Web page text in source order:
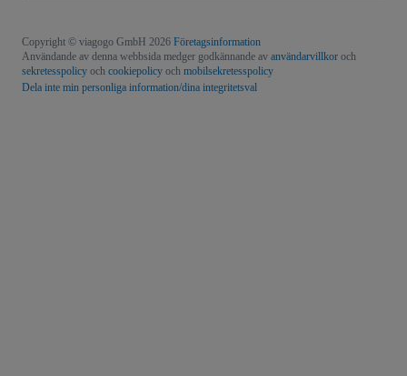
Copyright © viagogo GmbH 2026 Företagsinformation
Användande av denna webbsida medger godkännande av användarvillkor och
sekretesspolicy och cookiepolicy och mobilsekretesspolicy
Dela inte min personliga information/dina integritetsval